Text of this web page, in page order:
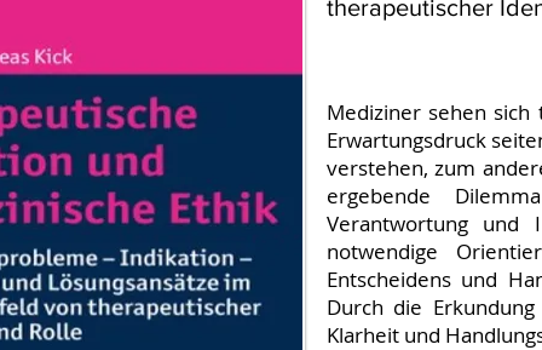
therapeutischer
Mediziner sehen
Erwartungsdruck
verstehen, zum
ergebende
Verantwortung und
notwendige
Entscheidens und
Durch die
Klarheit und